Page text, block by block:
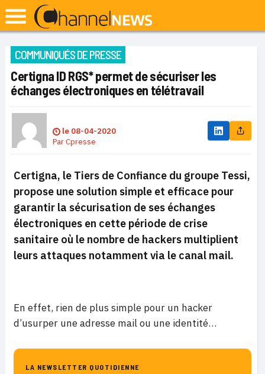
COMMUNIQUÉS DE PRESSE
Certigna ID RGS* permet de sécuriser les
échanges électroniques en télétravail
le 08-04-2020
ParCpresse
Certigna, le Tiers de Confiance du groupe Tessi,
propose une solution simple et efficace pour
garantir la sécurisation de ses échanges
électroniques en cette période de crise
sanitaire où le nombre de hackers multiplient
leurs attaques notamment via le canal mail.
En effet, rien de plus simple pour un hacker
d’usurper une adresse mail ou une identité…
LA NEWSLETTER QUOTIDIENNE